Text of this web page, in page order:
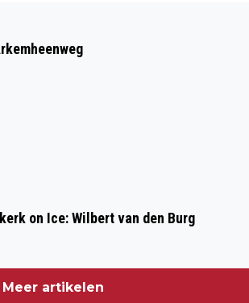
GOEDE CIJFERS
on Ice: Wilbert van den Burg
Meer artikelen